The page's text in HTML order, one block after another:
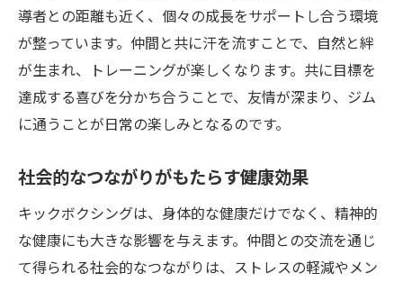
導者との距離も近く、個々の成長をサポートし合う環境
が整っています。仲間と共に汗を流すことで、自然と絆
が生まれ、トレーニングが楽しくなります。共に目標を
達成する喜びを分かち合うことで、友情が深まり、ジム
に通うことが日常の楽しみとなるのです。
社会的なつながりがもたらす健康効果
キックボクシングは、身体的な健康だけでなく、精神的
な健康にも大きな影響を与えます。仲間との交流を通じ
て得られる社会的なつながりは、ストレスの軽減やメン